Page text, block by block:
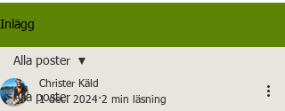
Inlägg
Alla poster
Alla poster
Christer Käld
1 dec. 2024 2 min läsning